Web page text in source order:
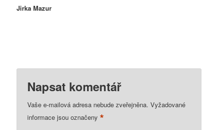
Jirka Mazur
Napsat komentář
Vaše e-mailová adresa nebude zveřejněna. Vyžadované
informace jsou označeny*